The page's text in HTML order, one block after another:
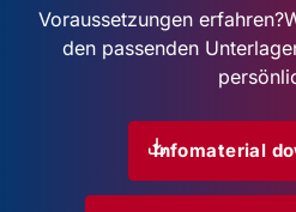
Voraussetzungen erfahren?
den passenden
Infomaterial